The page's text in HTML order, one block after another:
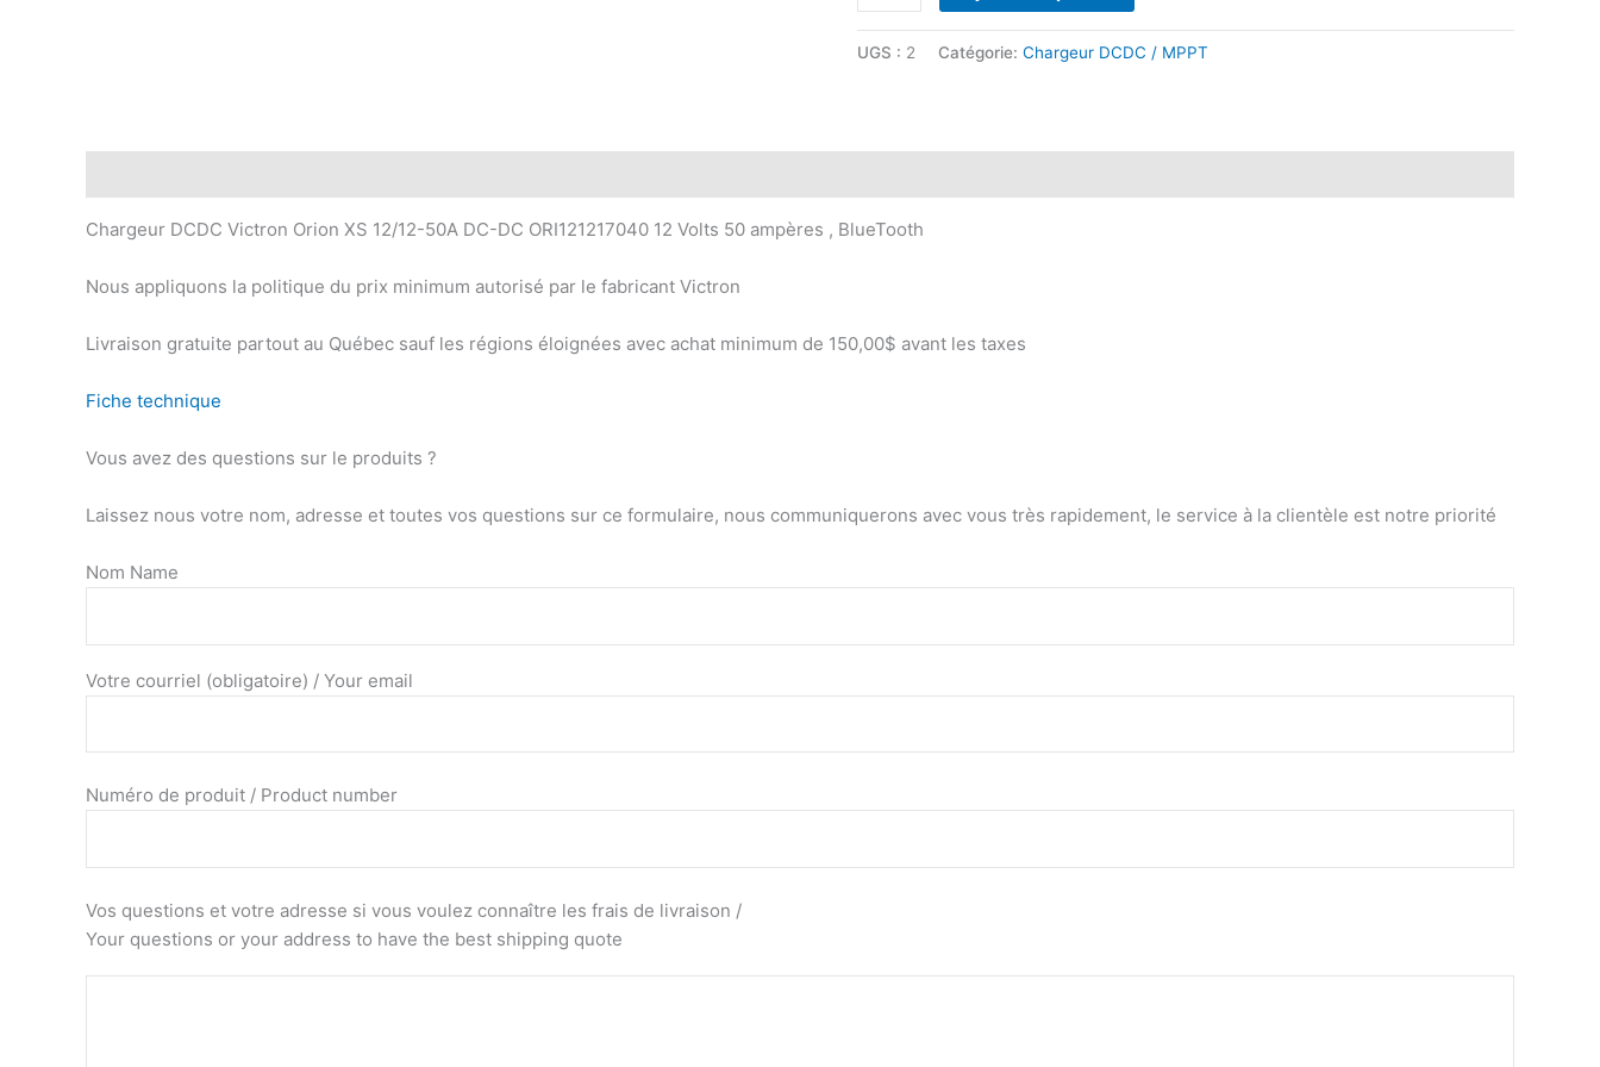
de
50A
ORI121217050
UGS : 2 Catégorie: Chargeur DCDC / MPPT
Chargeur DCDC Victron Orion XS 12/12-50A DC-DC ORI121217040 12 Volts 50 ampères , BlueTooth
Nous appliquons la politique du prix minimum autorisé par le fabricant Victron
Livraison gratuite partout au Québec sauf les régions éloignées avec achat minimum de 150,00$ avant les taxes
Fiche technique
Vous avez des questions sur le produits ?
Laissez nous votre nom, adresse et toutes vos questions sur ce formulaire, nous communiquerons avec vous très rapidement, le service à la clientèle est notre priorité
Nom Name
Votre courriel (obligatoire) / Your email
Numéro de produit / Product number
Vos questions et votre adresse si vous voulez connaître les frais de livraison /
Your questions or your address to have the best shipping quote